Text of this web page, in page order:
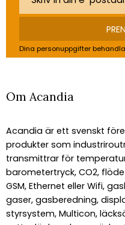
Dina personuppgifter
Om Acandia
Acandia är ett svenskt
produkter som
transmittrar för
barometertryck, CO2,
GSM, Ethernet eller Wifi,
gaser, gasberedning,
styrsystem, Multicon,